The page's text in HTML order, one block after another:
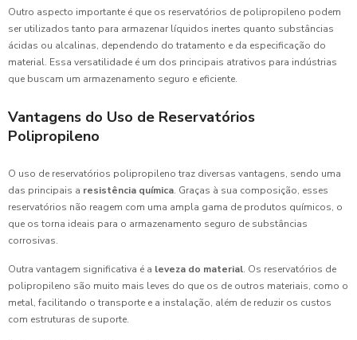
Outro aspecto importante é que os reservatórios de polipropileno podem
ser utilizados tanto para armazenar líquidos inertes quanto substâncias
ácidas ou alcalinas, dependendo do tratamento e da especificação do
material. Essa versatilidade é um dos principais atrativos para indústrias
que buscam um armazenamento seguro e eficiente.
Vantagens do Uso de Reservatórios
Polipropileno
O uso de reservatórios polipropileno traz diversas vantagens, sendo uma
das principais a resistência química. Graças à sua composição, esses
reservatórios não reagem com uma ampla gama de produtos químicos, o
que os torna ideais para o armazenamento seguro de substâncias
corrosivas.
Outra vantagem significativa é a leveza do material. Os reservatórios de
polipropileno são muito mais leves do que os de outros materiais, como o
metal, facilitando o transporte e a instalação, além de reduzir os custos
com estruturas de suporte.